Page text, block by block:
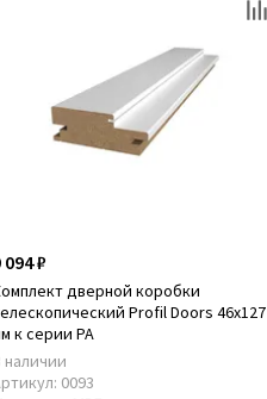
094 ₽
дверной коробки
Profil Doors 46x127
к серии PA
наличии
0093